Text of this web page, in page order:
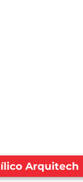
Arquitech